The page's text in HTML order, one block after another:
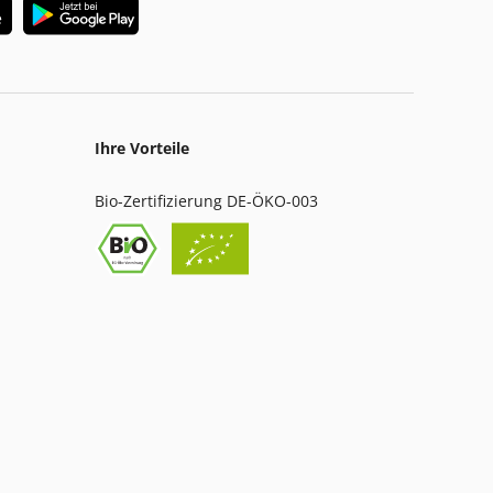
Ihre Vorteile
Bio-Zertifizierung DE-ÖKO-003